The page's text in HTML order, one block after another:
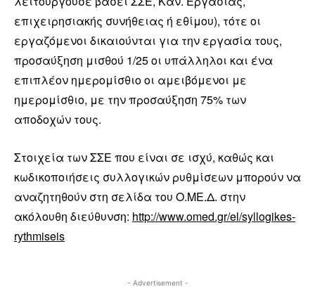
επιχειρησιακής συνήθειας ή εθίμου), τότε οι
εργαζόμενοι δικαιούνται για την εργασία τους,
προσαύξηση μισθού 1/25 οι υπάλληλοι και ένα
επιπλέον ημερομίσθιο οι αμειβόμενοι με
ημερομίσθιο, με την προσαύξηση 75% των
αποδοχών τους.
Στοιχεία των ΣΣΕ που είναι σε ισχύ, καθώς και
κωδικοποιήσεις συλλογικών ρυθμίσεων μπορούν να
αναζητηθούν στη σελίδα του Ο.ΜΕ.Δ. στην
ακόλουθη διεύθυνση: http://www.omed.gr/el/syllogikes-
rythmiseis
- Advertisement -